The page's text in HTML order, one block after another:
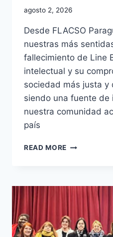
agosto 2, 2026
Desde FLACSO
nuestras más
fallecimiento de Line
intelectual y su
sociedad más justa y
siendo una fuente de
nuestra comunidad
país
READ MORE